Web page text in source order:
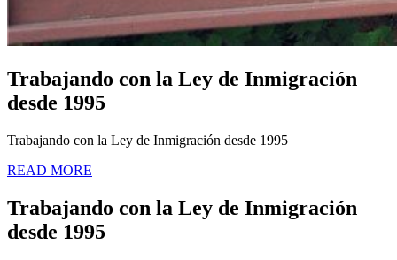
Trabajando con la Ley de Inmigración
desde 1995
Trabajando con la Ley de Inmigración desde 1995
READ MORE
Trabajando con la Ley de Inmigración
desde 1995